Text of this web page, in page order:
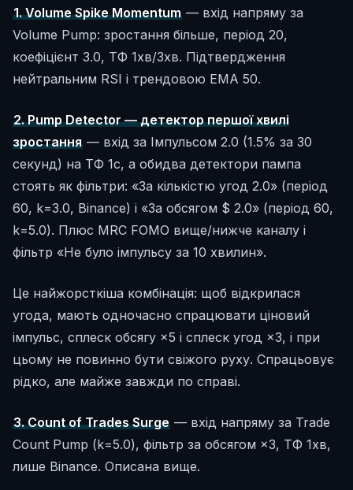
1. Volume Spike Momentum— вхід напряму за
Volume Pump: зростання більше, період 20,
коефіцієнт 3.0, ТФ 1хв/3хв. Підтвердження
нейтральним RSI і трендовою EMA 50.
2. Pump Detector — детектор першої хвилі
зростання— вхід за Імпульсом 2.0 (1.5% за 30
секунд) на ТФ 1с, а обидва детектори пампа
стоять як фільтри: «За кількістю угод 2.0» (період
60, k=3.0, Binance) і «За обсягом $ 2.0» (період 60,
k=5.0). Плюс MRC FOMO вище/нижче каналу і
фільтр «Не було імпульсу за 10 хвилин».
Це найжорсткіша комбінація: щоб відкрилася
угода, мають одночасно спрацювати ціновий
імпульс, сплеск обсягу ×5 і сплеск угод ×3, і при
цьому не повинно бути свіжого руху. Спрацьовує
рідко, але майже завжди по справі.
3. Count of Trades Surge— вхід напряму за Trade
Count Pump (k=5.0), фільтр за обсягом ×3, ТФ 1хв,
лише Binance. Описана вище.